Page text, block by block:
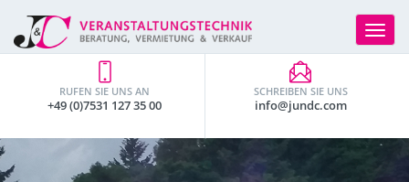
Toggle
SCHREIBEN SIE UNS
info@jundc.com
RUFEN SIE UNS AN
+49 (0)7531 127 35 00